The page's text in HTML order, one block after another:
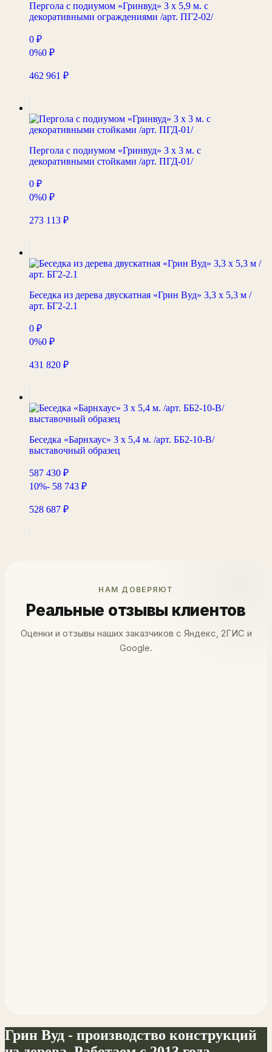
Пергола с подиумом «Гринвуд» 3 х 5,9 м. с
декоративными ограждениями /арт. ПГ2-02/
0 ₽
0%0 ₽
462 961 ₽
Пергола с подиумом «Гринвуд» 3 х 3 м. с
декоративными стойками /арт. ПГД-01/
0 ₽
0%0 ₽
273 113 ₽
Беседка из дерева двускатная «Грин Вуд» 3,3 х 5,3 м /
арт. БГ2-2.1
0 ₽
0%0 ₽
431 820 ₽
Беседка «Барнхаус» 3 х 5,4 м. /арт. ББ2-10-В/
выставочный образец
587 430 ₽
10%- 58 743 ₽
528 687 ₽
НАМ ДОВЕРЯЮТ
Реальные отзывы клиентов
Оценки и отзывы наших заказчиков с Яндекс, 2ГИС и
Google.
Грин Вуд - производство конструкций